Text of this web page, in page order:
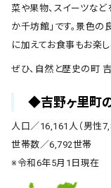
菜や果物、スイーツな
か千坊館」です。景色
に加えてお食事もお楽
ぜひ、自然と歴史の町
◆吉野ヶ里町
人口／16,161人（男性
世帯数／6,792世帯
※令和6年5月1日現在